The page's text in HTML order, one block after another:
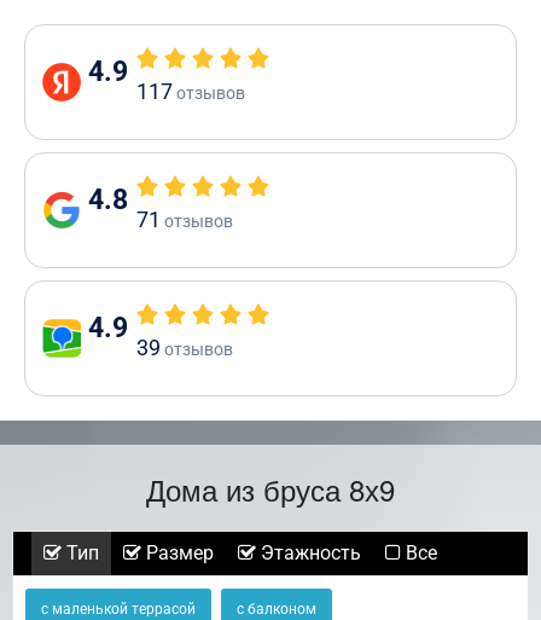
4.9
117отзывов
4.8
71 отзывов
4.9
39 отзывов
Дома из бруса 8х9
Тип Размер Этажность Все
с маленькой террасой с балконом